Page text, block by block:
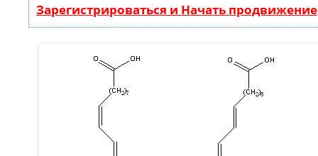
Зарегистрироваться и Начать продвижение